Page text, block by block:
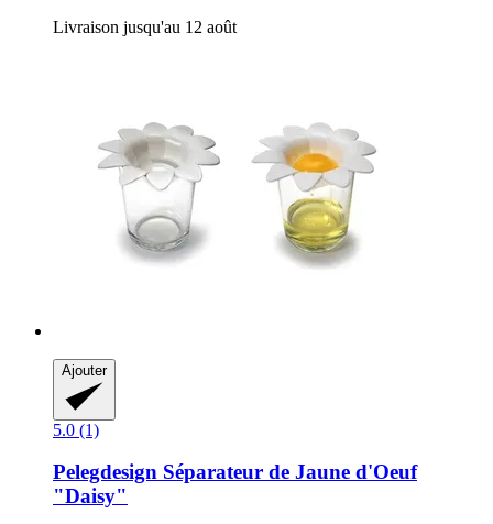
Livraison jusqu'au 12 août
Ajouter
5.0 (1)
Pelegdesign Séparateur de Jaune d'Oeuf
"Daisy"